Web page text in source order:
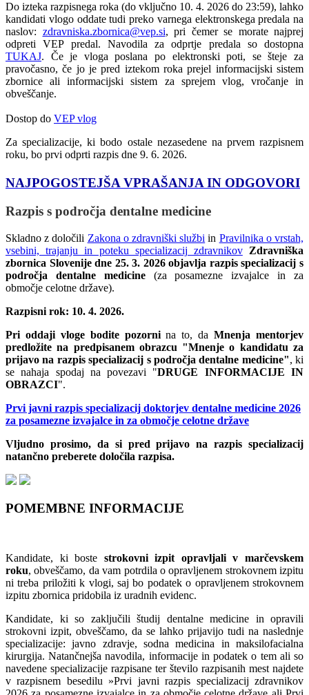
Do izteka razpisnega roka (do vključno 10. 4. 2026 do 23:59), lahko
kandidati vlogo oddate tudi preko varnega elektronskega predala na
naslov: zdravniska.zbornica@vep.si, pri čemer se morate najprej
odpreti VEP predal. Navodila za odprtje predala so dostopna
TUKAJ. Če je vloga poslana po elektronski poti, se šteje za
pravočasno, če jo je pred iztekom roka prejel informacijski sistem
zbornice ali informacijski sistem za sprejem vlog, vročanje in
obveščanje.
Dostop do VEP vlog
Za specializacije, ki bodo ostale nezasedene na prvem razpisnem
roku, bo prvi odprti razpis dne 9. 6. 2026.
NAJPOGOSTEJŠA VPRAŠANJA IN ODGOVORI
Razpis s področja dentalne medicine
Skladno z določili Zakona o zdravniški službi in Pravilnika o vrstah,
vsebini, trajanju in poteku specializacij zdravnikov Zdravniška
zbornica Slovenije dne 25. 3. 2026 objavlja razpis specializacij s
področja dentalne medicine(za posamezne izvajalce in za
območje celotne države).
Razpisni rok: 10. 4. 2026.
Pri oddaji vloge bodite pozornina to, daMnenja mentorjev
predložite na predpisanem obrazcu "Mnenje o kandidatu za
prijavo na razpis specializacij s področja dentalne medicine", ki
se nahaja spodaj na povezavi "DRUGE INFORMACIJE IN
OBRAZCI".
Prvi javni razpis specializacij doktorjev dentalne medicine 2026
za posamezne izvajalce in za območje celotne države
Vljudno prosimo, da si pred prijavo na razpis specializacij
natančno preberete določila razpisa.
POMEMBNE INFORMACIJE
Kandidate, ki boste strokovni izpit opravljali v marčevskem
roku, obveščamo, da vam potrdila o opravljenem strokovnem izpitu
ni treba priložiti k vlogi, saj bo podatek o opravljenem strokovnem
izpitu zbornica pridobila iz uradnih evidenc.
Kandidate, ki so zaključili študij dentalne medicine in opravili
strokovni izpit, obveščamo, da se lahko prijavijo tudi na naslednje
specializacije: javno zdravje, sodna medicina in maksilofacialna
kirurgija. Natančnejša navodila, informacije in podatek o tem ali so
navedene specializacije razpisane ter število razpisanih mest najdete
v razpisnem besedilu »Prvi javni razpis specializacij zdravnikov